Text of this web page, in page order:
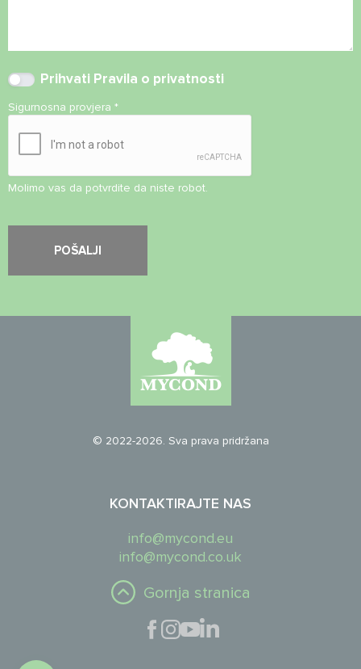
Prihvati Pravila o privatnosti
Sigurnosna provjera *
Molimo vas da potvrdite da niste robot.
© 2022-2026. Sva prava pridržana
KONTAKTIRAJTE NAS
info@mycond.eu
info@mycond.co.uk
Gornja stranica